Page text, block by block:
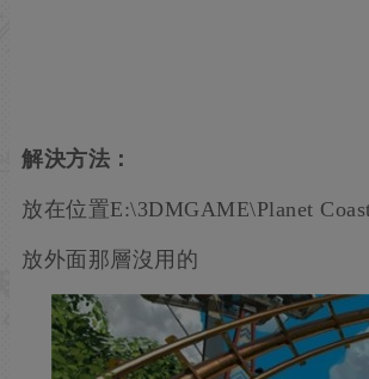
解決方法：
放在位置E:\3DMGAME\Planet
放外面那層沒用的